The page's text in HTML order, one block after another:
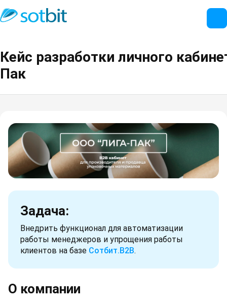
Кейс разработки личного
Пак
Задача:
Внедрить функционал для автоматизации
работы менеджеров и упрощения работы
клиентов на базе Сотбит.B2B.
О компании